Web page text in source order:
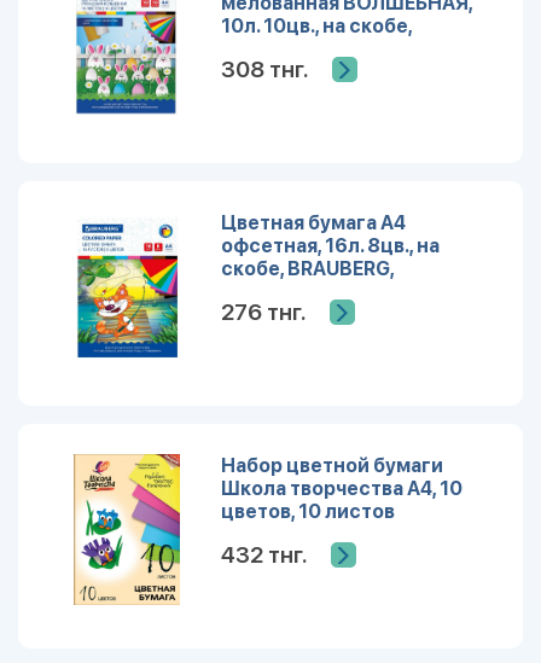
10л. 10цв., на скобе,
рисунок Зайцы
308 тнг.
Цветная бумага А4
офсетная, 16л. 8цв., на
скобе, BRAUBERG,
рыболов, 129920
276 тнг.
Набор цветной бумаги
Школа творчества А4, 10
цветов, 10 листов
432 тнг.